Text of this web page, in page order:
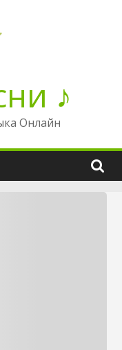
♪
Онлайн